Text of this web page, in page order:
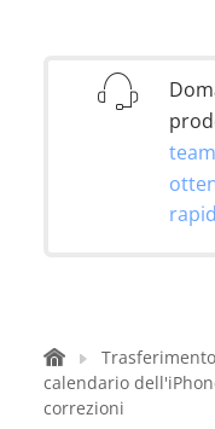
calendario
correzioni